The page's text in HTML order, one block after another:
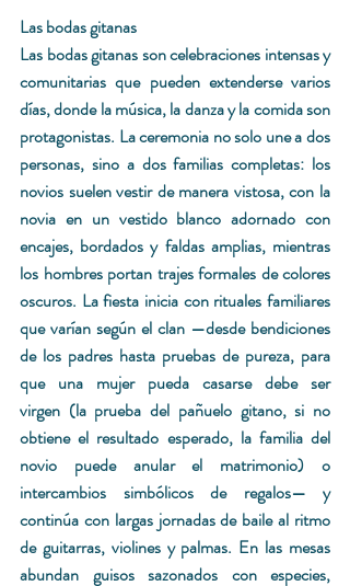
Las bodas gitanas
Las bodas gitanas son celebraciones intensas y
comunitarias que pueden extenderse varios
días, donde la música, la danza y la comida son
protagonistas. La ceremonia no solo une a dos
personas, sino a dos familias completas: los
novios suelen vestir de manera vistosa, con la
novia en un vestido blanco adornado con
encajes, bordados y faldas amplias, mientras
los hombres portan trajes formales de colores
oscuros. La fiesta inicia con rituales familiares
que varían según el clan —desde bendiciones
de los padres hasta pruebas de pureza, para
que una mujer pueda casarse debe ser
virgen (la prueba del pañuelo gitano, si no
obtiene el resultado esperado, la familia del
novio puede anular el matrimonio) o
intercambios simbólicos de regalos— y
continúa con largas jornadas de baile al ritmo
de guitarras, violines y palmas. En las mesas
abundan guisos sazonados con especies,